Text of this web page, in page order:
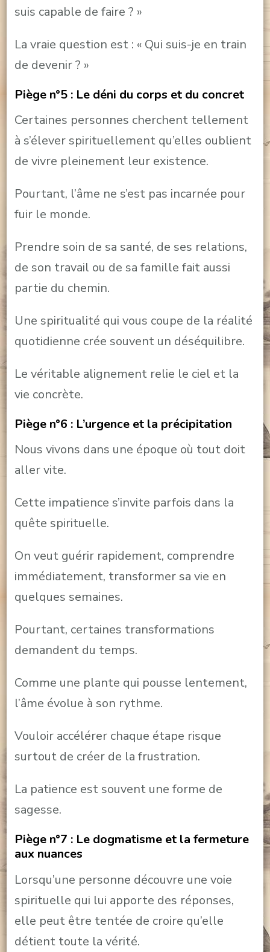
suis capable de faire ? »
La vraie question est : « Qui suis-je en train
de devenir ? »
Piège n°5 : Le déni du corps et du concret
Certaines personnes cherchent tellement
à s’élever spirituellement qu’elles oublient
de vivre pleinement leur existence.
Pourtant, l’âme ne s’est pas incarnée pour
fuir le monde.
Prendre soin de sa santé, de ses relations,
de son travail ou de sa famille fait aussi
partie du chemin.
Une spiritualité qui vous coupe de la réalité
quotidienne crée souvent un déséquilibre.
Le véritable alignement relie le ciel et la
vie concrète.
Piège n°6 : L’urgence et la précipitation
Nous vivons dans une époque où tout doit
aller vite.
Cette impatience s’invite parfois dans la
quête spirituelle.
On veut guérir rapidement, comprendre
immédiatement, transformer sa vie en
quelques semaines.
Pourtant, certaines transformations
demandent du temps.
Comme une plante qui pousse lentement,
l’âme évolue à son rythme.
Vouloir accélérer chaque étape risque
surtout de créer de la frustration.
La patience est souvent une forme de
sagesse.
Piège n°7 : Le dogmatisme et la fermeture
aux nuances
Lorsqu’une personne découvre une voie
spirituelle qui lui apporte des réponses,
elle peut être tentée de croire qu’elle
détient toute la vérité.